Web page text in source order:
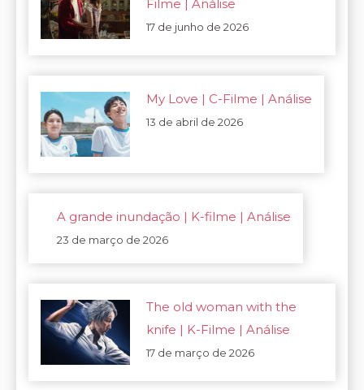
Filme | Análise
17 de junho de 2026
My Love | C-Filme | Análise
13 de abril de 2026
A grande inundação | K-filme | Análise
23 de março de 2026
The old woman with the
knife | K-Filme | Análise
17 de março de 2026